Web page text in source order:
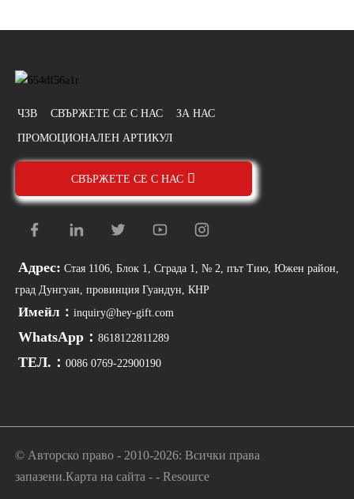
ЧЗВ СВЪРЖЕТЕ СЕ С НАС ЗА НАС
ПРОМОЦИОНАЛЕН АРТИКУЛ
СВЪРЖЕТЕ СЕ С НАС
Адрес: Стая 1106, Блок 1, Сграда 1, № 2, път Тию, Южен район,
град Дунгуан, провинция Гуандун, КНР
Имейл： inquiry@hey-gift.com
WhatsApp： 8618122811289
ТЕЛ.： 0086 0769-22900190
© Авторско право - 2010-2026: Всички права
запазени.Карта на сайта - - Resource